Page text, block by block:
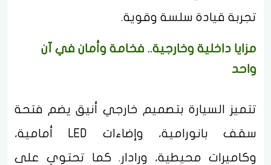
تجربة قيادة سلسة وقوية.
مزايا داخلية وخارجية.. فخامة وأمان في آن
واحد
تتميز السيارة بتصميم خارجي أنيق يضم فتحة
سقف بانورامية، وإضاءات LED أمامية،
وكاميرات محيطية، ورادار. كما تحتوي على